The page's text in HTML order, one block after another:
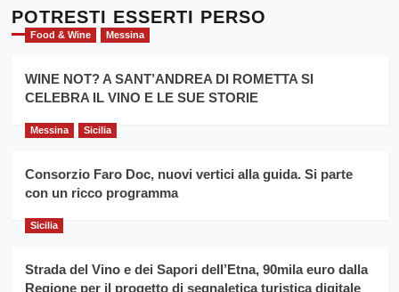
l’
evento
per
la
filiera
grano
Cronoscalata
Giarre
Montesalice
per
il
anno
Franco
Caruso
POTRESTI ESSERTI PERSO
Food & Wine Messina
WINE NOT? A SANT’ANDREA DI ROMETTA SI
CELEBRA IL VINO E LE SUE STORIE
Messina Sicilia
Consorzio Faro Doc, nuovi vertici alla guida. Si parte
con un ricco programma
Sicilia
Strada del Vino e dei Sapori dell’Etna, 90mila euro dalla
Regione per il progetto di segnaletica turistica digitale